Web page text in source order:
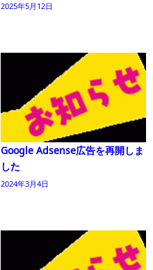
2025年5月12日
Google Adsense広告を再開しま
した
2024年3月4日